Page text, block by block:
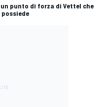
un punto di forza di Vettel che